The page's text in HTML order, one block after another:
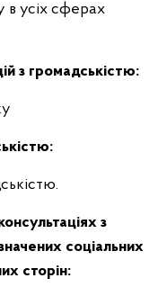
в усіх сферах
з громадськістю:
з
соціальних
сторін: